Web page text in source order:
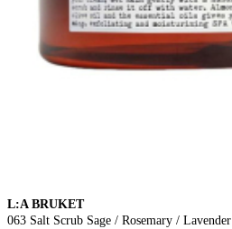
L:A BRUKET
063 Salt Scrub Sage / Rosemary / Lavender